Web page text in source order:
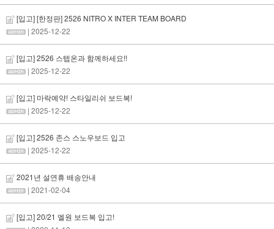
[입고] [한정판] 2526 NITRO X INTER TEAM BOARD
| 2025-12-22
[입고] 2526 스텝온과 함께하세요!!
| 2025-12-22
[입고] 마락예약! 스타일리쉬 보드복!
| 2025-12-22
[입고] 2526 존스 스노우보드 입고
| 2025-12-22
2021년 설연휴 배송안내
| 2021-02-04
[입고] 20/21 엘원 보드복 입고!